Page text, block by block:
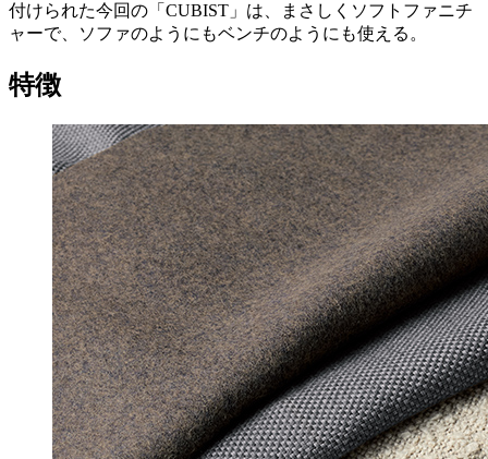
付けられた今回の「CUBIST」は、まさしくソフトファニチ
ャーで、ソファのようにもベンチのようにも使える。
特徴